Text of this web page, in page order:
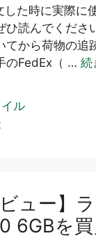
した時に実際に
ひ読んでくださ
てから荷物の追
のFedEx（ … 続
ル
ビュー】
6GBを